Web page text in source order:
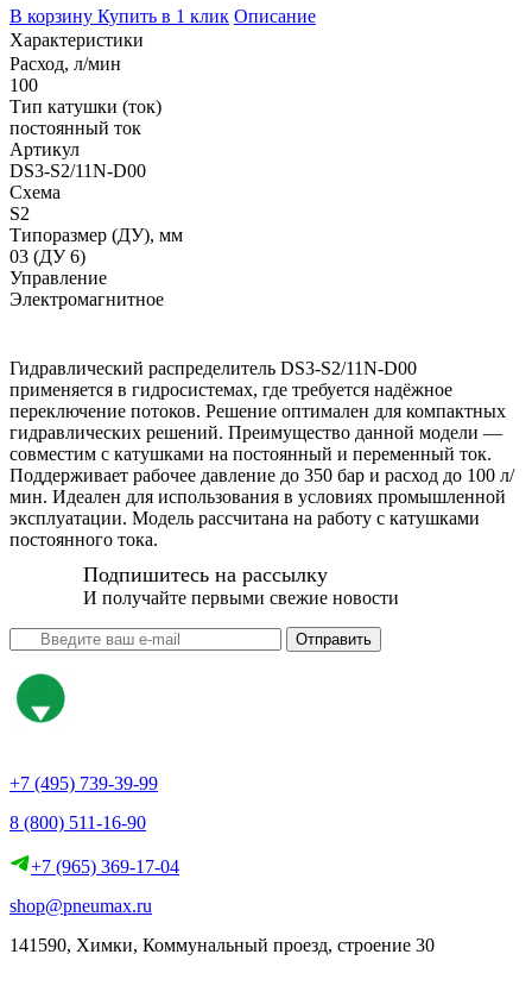
В корзину Купить в 1 клик Описание
Характеристики
Расход, л/мин
100
Тип катушки (ток)
постоянный ток
Артикул
DS3-S2/11N-D00
Схема
S2
Типоразмер (ДУ), мм
03 (ДУ 6)
Управление
Электромагнитное
Гидравлический распределитель DS3-S2/11N-D00
применяется в гидросистемах, где требуется надёжное
переключение потоков. Решение оптимален для компактных
гидравлических решений. Преимущество данной модели —
совместим с катушками на постоянный и переменный ток.
Поддерживает рабочее давление до 350 бар и расход до 100 л/
мин. Идеален для использования в условиях промышленной
эксплуатации. Модель рассчитана на работу с катушками
постоянного тока.
Подпишитесь на рассылку
И получайте первыми свежие новости
Отправить
+7 (495) 739-39-99
8 (800) 511-16-90
+7 (965) 369-17-04
shop@pneumax.ru
141590, Химки, Коммунальный проезд, строение 30